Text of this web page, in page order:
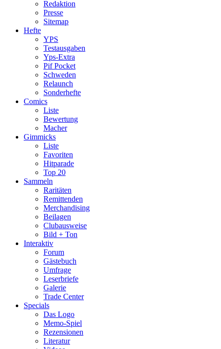
Redaktion
Presse
Sitemap
Hefte
YPS
Testausgaben
Yps-Extra
Pif Pocket
Schweden
Relaunch
Sonderhefte
Comics
Liste
Bewertung
Macher
Gimmicks
Liste
Favoriten
Hitparade
Top 20
Sammeln
Raritäten
Remittenden
Merchandising
Beilagen
Clubausweise
Bild + Ton
Interaktiv
Forum
Gästebuch
Umfrage
Leserbriefe
Galerie
Trade Center
Specials
Das Logo
Memo-Spiel
Rezensionen
Literatur